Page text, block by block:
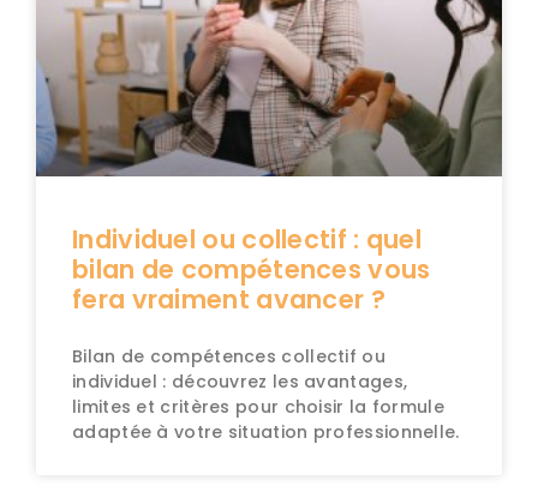
Individuel ou collectif : quel
bilan de compétences vous
fera vraiment avancer ?
Bilan de compétences collectif ou
individuel : découvrez les avantages,
limites et critères pour choisir la formule
adaptée à votre situation professionnelle.